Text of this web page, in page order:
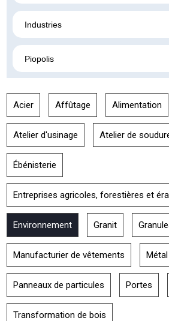
Industries
Piopolis
Acier Affûtage Alimentation
Atelier d'usinage Atelier de
Ébénisterie
Entreprises agricoles, forestières et
Environnement Granit
Manufacturier de vêtements Métal
Panneaux de particules Portes
Transformation de bois